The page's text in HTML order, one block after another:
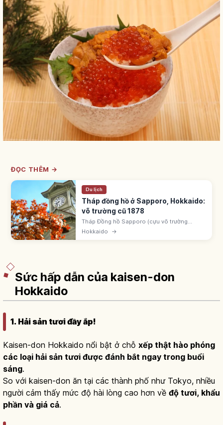
ĐỌC THÊM →
Du lịch
Tháp đồng hồ ở Sapporo, Hokkaido:
võ trường cũ 1878
Tháp Đồng hồ Sapporo (cựu võ trường
Trường Nông nghiệp Sapporo) xây 1878 kiểu
Hokkaido →
Sức hấp dẫn của kaisen-don
Hokkaido
1. Hải sản tươi đầy ắp!
Kaisen-don Hokkaido nổi bật ở chỗ xếp thật hào phóng
các loại hải sản tươi được đánh bắt ngay trong buổi
sáng.
So với kaisen-don ăn tại các thành phố như Tokyo, nhiều
người cảm thấy mức độ hài lòng cao hơn về độ tươi, khẩu
phần và giá cả.